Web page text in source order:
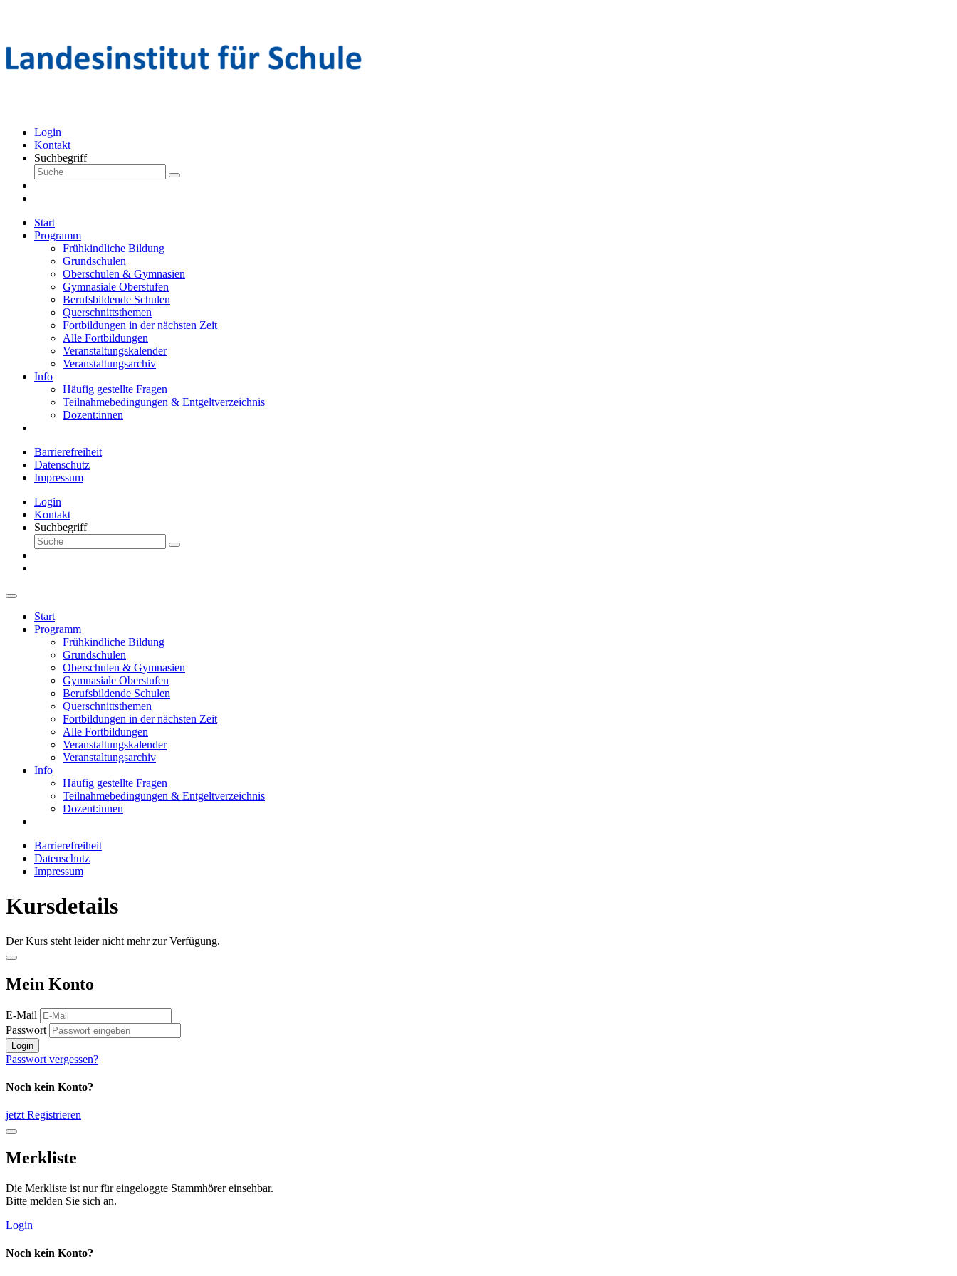
Login
Kontakt
Suchbegriff
Start
Programm
Frühkindliche Bildung
Grundschulen
Oberschulen & Gymnasien
Gymnasiale Oberstufen
Berufsbildende Schulen
Querschnittsthemen
Fortbildungen in der nächsten Zeit
Alle Fortbildungen
Veranstaltungskalender
Veranstaltungsarchiv
Info
Häufig gestellte Fragen
Teilnahmebedingungen & Entgeltverzeichnis
Dozent:innen
Barrierefreiheit
Datenschutz
Impressum
Login
Kontakt
Suchbegriff
Start
Programm
Frühkindliche Bildung
Grundschulen
Oberschulen & Gymnasien
Gymnasiale Oberstufen
Berufsbildende Schulen
Querschnittsthemen
Fortbildungen in der nächsten Zeit
Alle Fortbildungen
Veranstaltungskalender
Veranstaltungsarchiv
Info
Häufig gestellte Fragen
Teilnahmebedingungen & Entgeltverzeichnis
Dozent:innen
Barrierefreiheit
Datenschutz
Impressum
Kursdetails
Der Kurs steht leider nicht mehr zur Verfügung.
Mein Konto
E-Mail
Passwort
Login
Passwort vergessen?
Noch kein Konto?
jetzt Registrieren
Merkliste
Die Merkliste ist nur für eingeloggte Stammhörer einsehbar.
Bitte melden Sie sich an.
Login
Noch kein Konto?